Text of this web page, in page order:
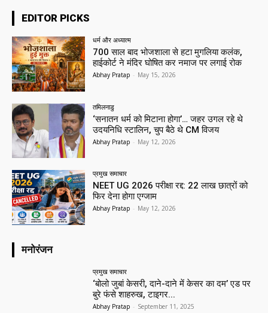
EDITOR PICKS
धर्म और अध्यात्म
700 साल बाद भोजशाला से हटा मुगलिया कलंक,
हाईकोर्ट ने मंदिर घोषित कर नमाज पर लगाई रोक
Abhay Pratap - May 15, 2026
तमिलनाडु
‘सनातन धर्म को मिटाना होगा’… जहर उगल रहे थे
उदयनिधि स्टालिन, चुप बैठे थे CM विजय
Abhay Pratap - May 12, 2026
प्रमुख समाचार‎
NEET UG 2026 परीक्षा रद्द: 22 लाख छात्रों को
फिर देना होगा एग्जाम
Abhay Pratap - May 12, 2026
मनोरंजन
प्रमुख समाचार‎
‘बोलो जुबां केसरी, दाने-दाने में केसर का दम’ एड पर
बुरे फंसे शाहरुख, टाइगर...
Abhay Pratap - September 11, 2025